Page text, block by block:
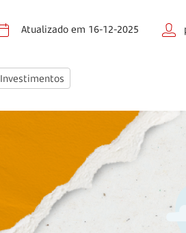
Atualizado em 16-12-2025
Investimentos